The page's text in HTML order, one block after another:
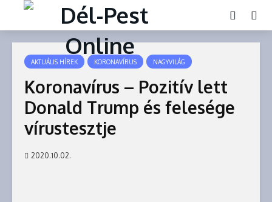
AKTUÁLIS HÍREK KORONAVÍRUS NAGYVILÁG
Koronavírus – Pozitív lett
Donald Trump és felesége
vírustesztje
2020.10.02.